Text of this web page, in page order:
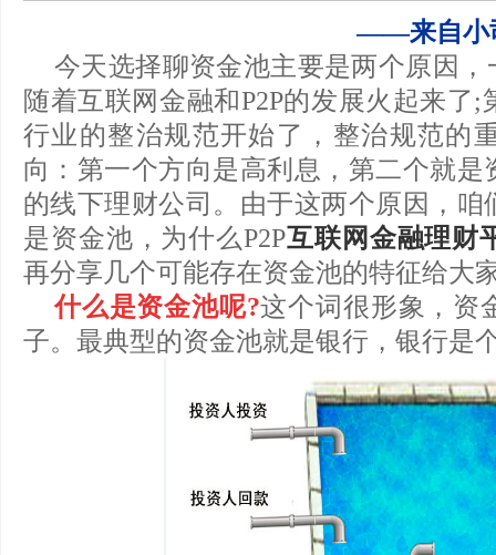
——来自小
今天选择聊资金池主要是两个原因，
随着互联网金融和P2P的发展火起来了
行业的整治规范开始了，整治规范的
向：第一个方向是高利息，第二个就
的线下理财公司。由于这两个原因，
是资金池，为什么P2P互联网金融理财
再分享几个可能存在资金池的特征给大
什么是资金池呢?这个词很形象，资
子。最典型的资金池就是银行，银行是